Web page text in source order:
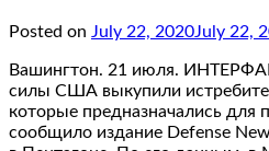
Posted on July 22, 2020July 22,
Вашингтон. 21 июля.
силы США выкупили
которые предназначались для
сообщило издание Defense